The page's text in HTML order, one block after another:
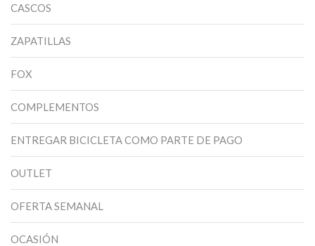
CASCOS
ZAPATILLAS
FOX
COMPLEMENTOS
ENTREGAR BICICLETA COMO PARTE DE PAGO
OUTLET
OFERTA SEMANAL
OCASIÓN